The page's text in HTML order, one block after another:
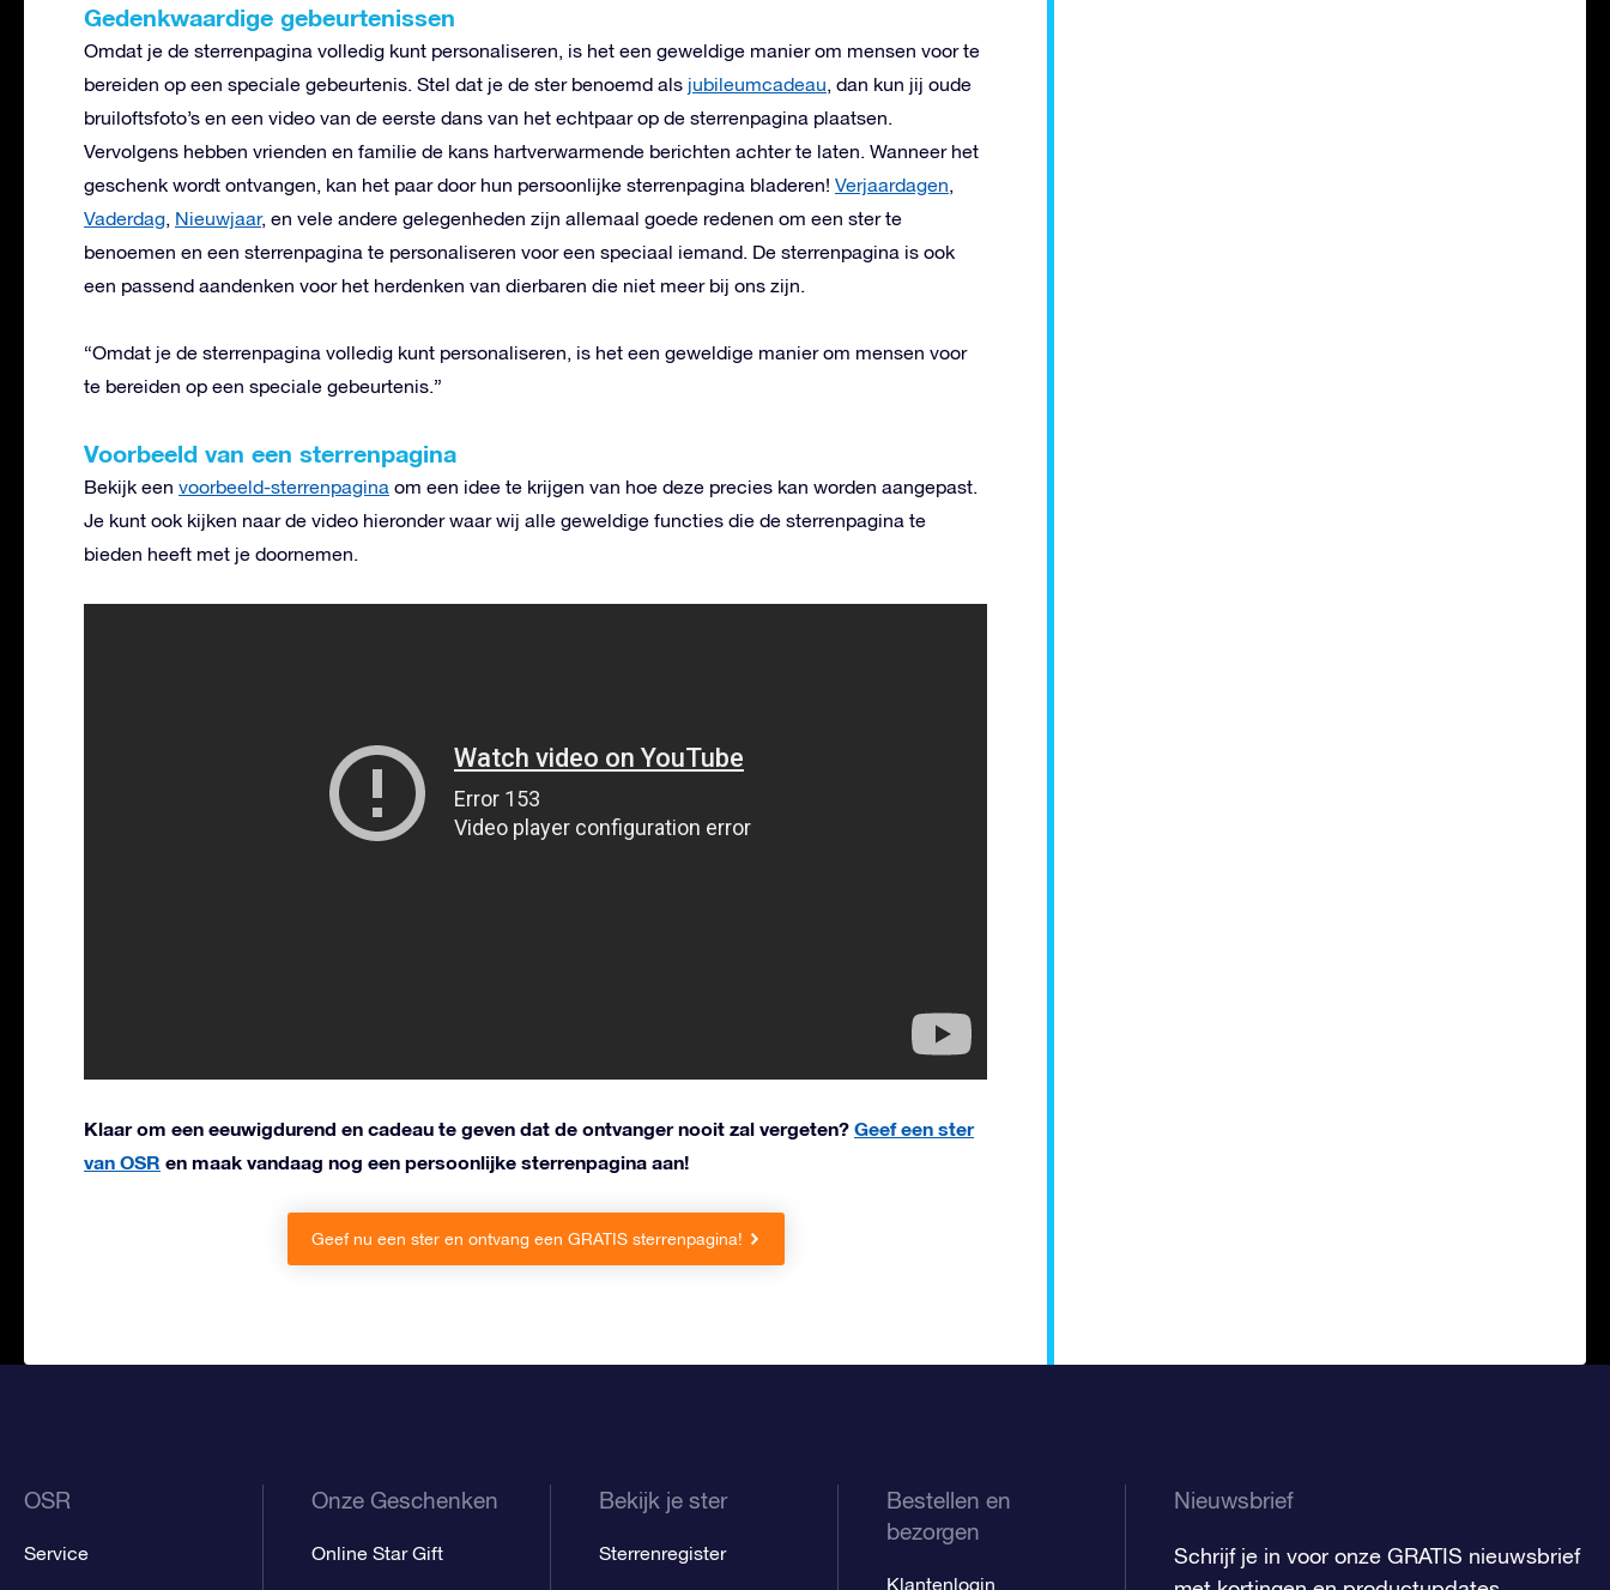
Gedenkwaardige gebeurtenissen
Omdat je de sterrenpagina volledig kunt personaliseren, is het een geweldige manier om mensen voor te
bereiden op een speciale gebeurtenis. Stel dat je de ster benoemd als jubileumcadeau, dan kun jij oude
bruiloftsfoto’s en een video van de eerste dans van het echtpaar op de sterrenpagina plaatsen.
Vervolgens hebben vrienden en familie de kans hartverwarmende berichten achter te laten. Wanneer het
geschenk wordt ontvangen, kan het paar door hun persoonlijke sterrenpagina bladeren! Verjaardagen,
Vaderdag, Nieuwjaar, en vele andere gelegenheden zijn allemaal goede redenen om een ster te
benoemen en een sterrenpagina te personaliseren voor een speciaal iemand. De sterrenpagina is ook
een passend aandenken voor het herdenken van dierbaren die niet meer bij ons zijn.
“Omdat je de sterrenpagina volledig kunt personaliseren, is het een geweldige manier om mensen voor
te bereiden op een speciale gebeurtenis.”
Voorbeeld van een sterrenpagina
Bekijk een voorbeeld-sterrenpagina om een idee te krijgen van hoe deze precies kan worden aangepast.
Je kunt ook kijken naar de video hieronder waar wij alle geweldige functies die de sterrenpagina te
bieden heeft met je doornemen.
Klaar om een eeuwigdurend en cadeau te geven dat de ontvanger nooit zal vergeten? Geef een ster
van OSR en maak vandaag nog een persoonlijke sterrenpagina aan!
Geef nu een ster en ontvang een GRATIS sterrenpagina!
OSR
Service
Onze Geschenken
Online Star Gift
Bekijk je ster
Sterrenregister
Bestellen en
bezorgen
Klantenlogin
Nieuwsbrief
Schrijf je in voor onze GRATIS nieuwsbrief